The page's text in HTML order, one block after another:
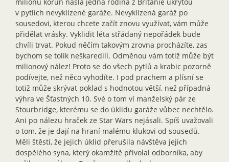
v pytlích nevyklizené garáže. Nevyklizená garáž po
sousedovi, kterou chcete začít znovu využívat, vám může
přidělat vrásky. Vyklidit léta střádaný nepořádek bude
chvíli trvat. Pokud něčím takovým zrovna procházíte, zas
bychom se tolik neškaredili. Odměnou vám totiž může být
milionový nález! Proto se do všech pytlů a krabic pozorně
podívejte, než něco vyhodíte. I pod prachem a plísní se
totiž může skrývat poklad s hodnotou větší, než případná
výhra ve Šťastných 10. Své o tom ví manželský pár ze
Stourbridge, kterému se do úklidu garáže vůbec nechtělo.
Ani po nálezu hraček ze Star Wars nejásali. Spíš uvažovali
o tom, že je dají na hraní malému klukovi od sousedů.
Měli štěstí, že jejich úklid přerušila návštěva jejich
dospělého syna, který okamžitě přivolal odborníka, aby